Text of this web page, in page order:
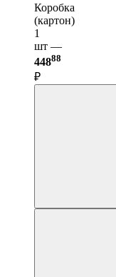
Коробка
(картон)
1
шт —
44888
₽